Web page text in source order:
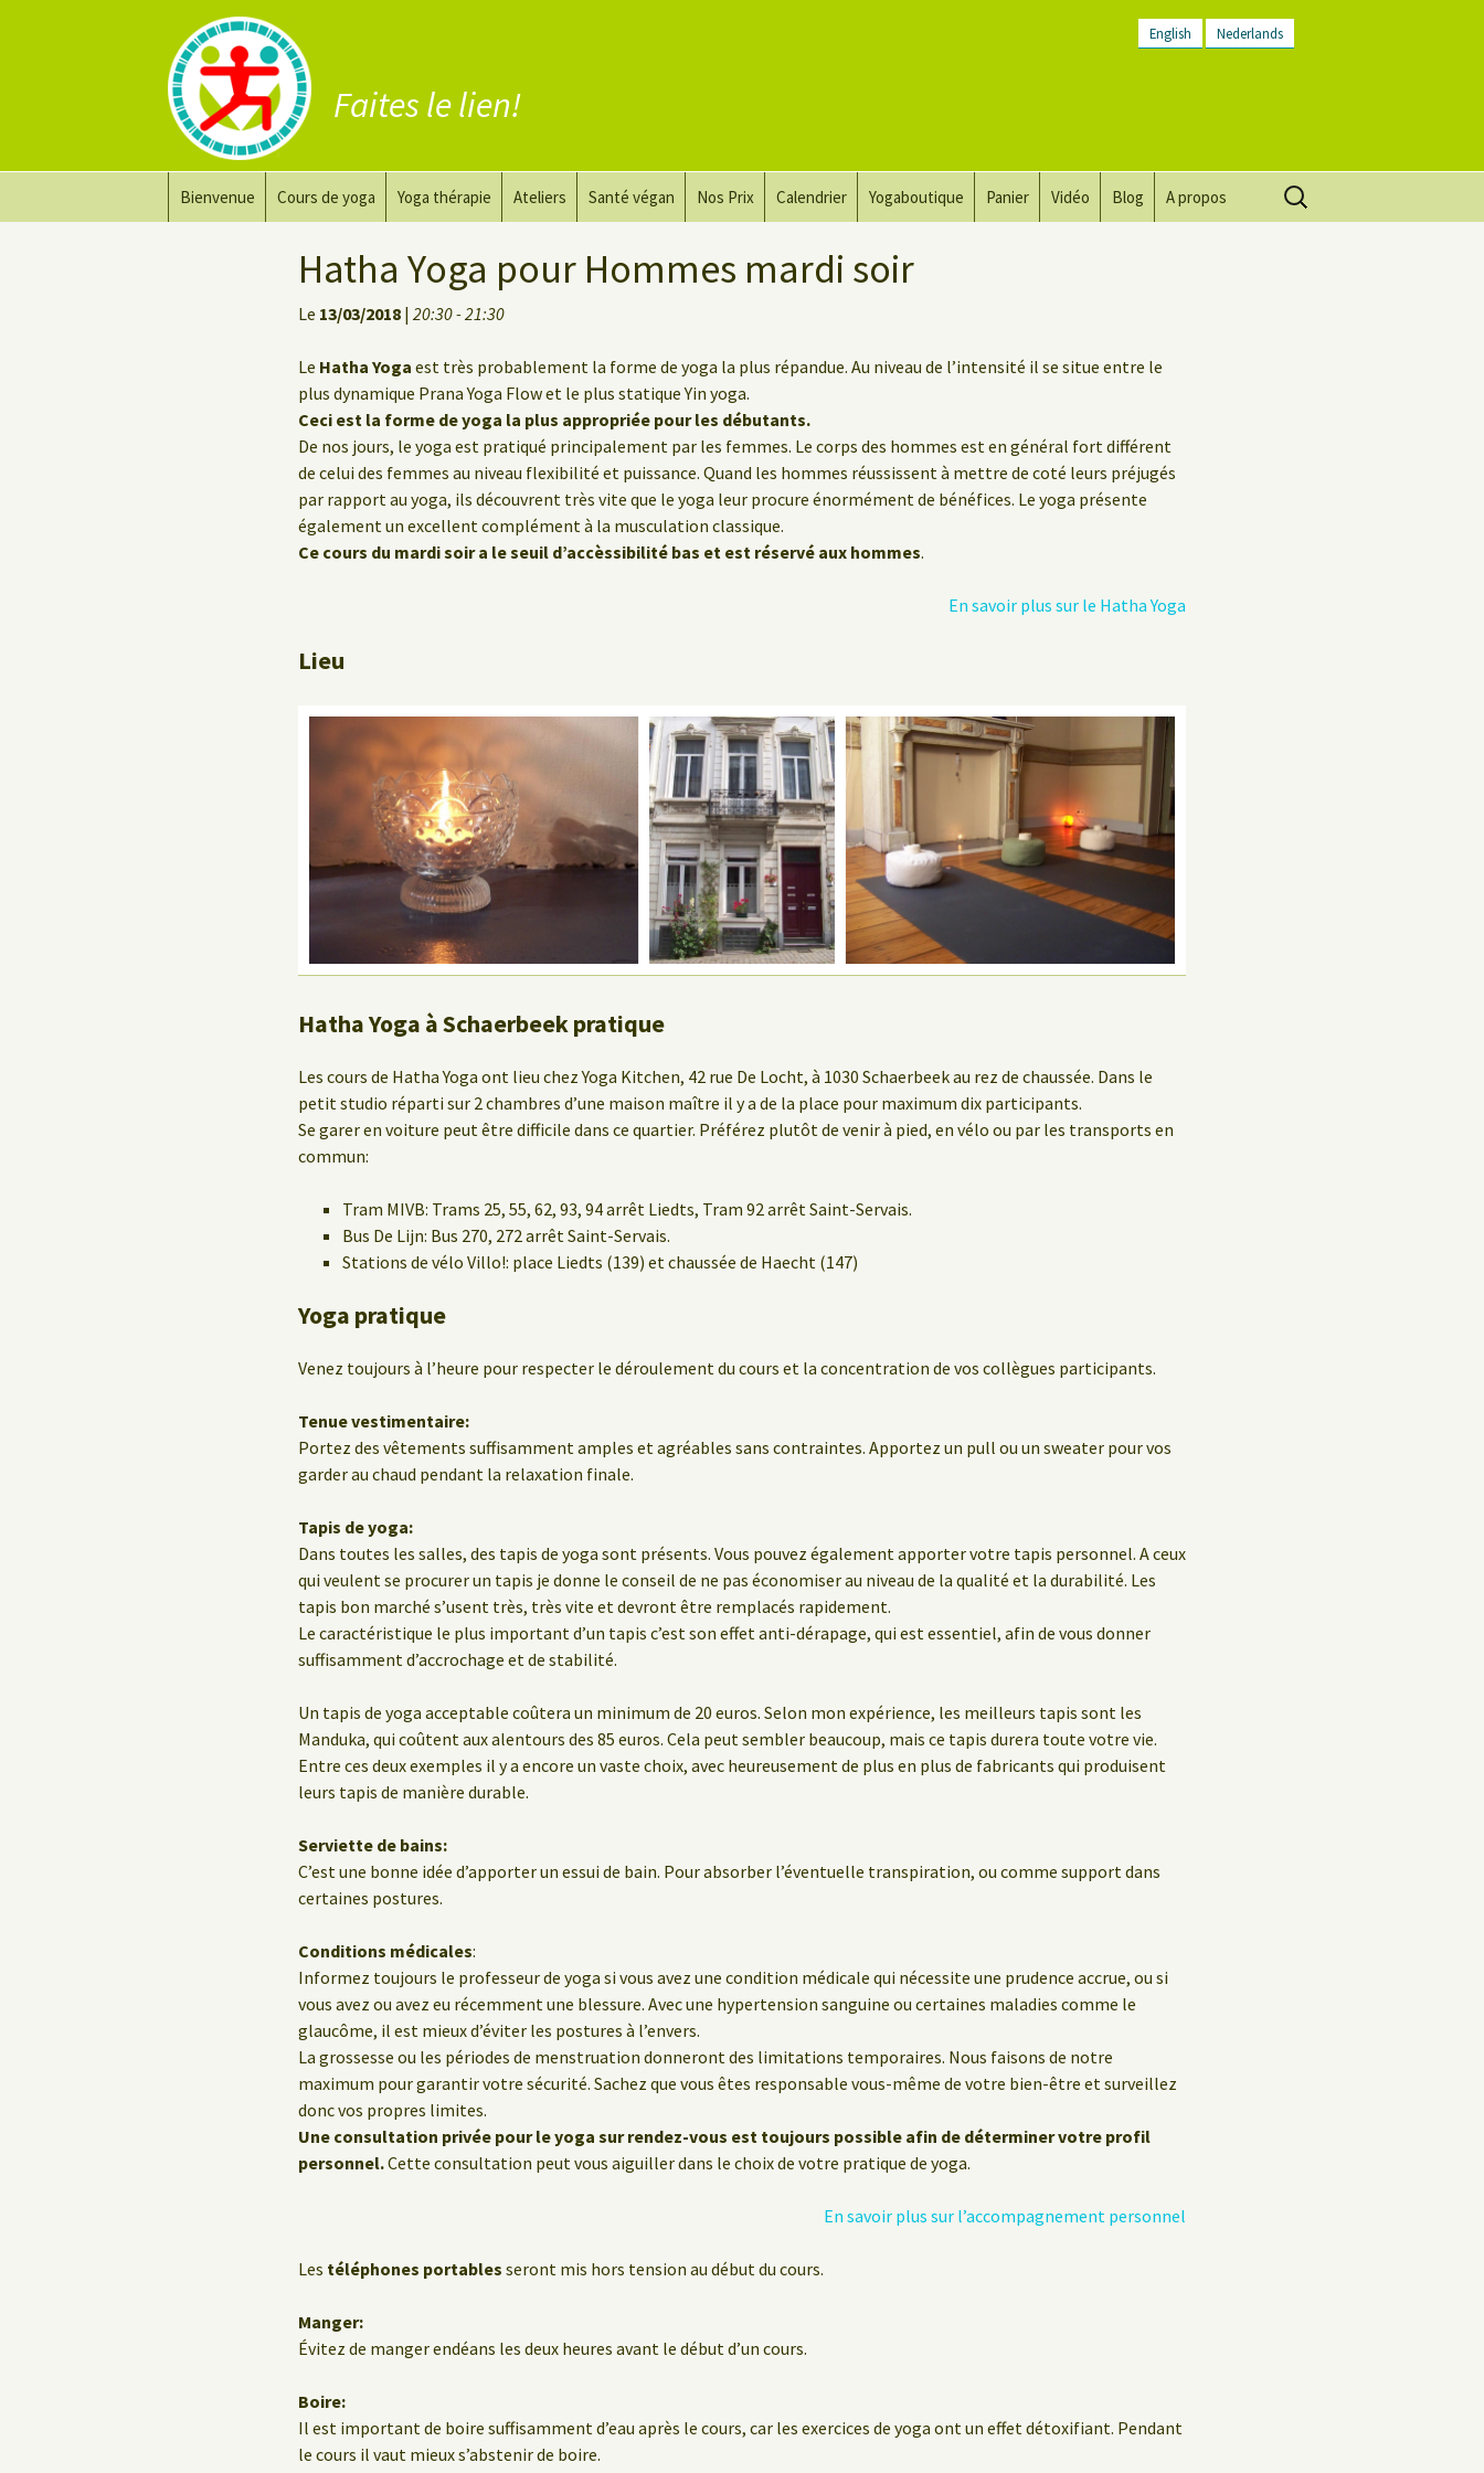
English Nederlands
Faites le lien!
Bienvenue Cours de yoga
Yoga de récupération
Yin Yoga Étirement Profond
Le Yoga au travail
Yoga thérapie
Le yoga pour guérir
Ateliers Santé végan
Substituer les œufs
Coaching vegan
Nos Prix Calendrier Yogaboutique Panier Vidéo Blog A propos
Conditions générales
Rechercher :
Hatha Yoga pour Hommes mardi soir
Le 13/03/2018 | 20:30 - 21:30
Le Hatha Yoga est très probablement la forme de yoga la plus répandue. Au niveau de l’intensité il se situe entre le
plus dynamique Prana Yoga Flow et le plus statique Yin yoga.
Ceci est la forme de yoga la plus appropriée pour les débutants.
De nos jours, le yoga est pratiqué principalement par les femmes. Le corps des hommes est en général fort différent
de celui des femmes au niveau flexibilité et puissance. Quand les hommes réussissent à mettre de coté leurs préjugés
par rapport au yoga, ils découvrent très vite que le yoga leur procure énormément de bénéfices. Le yoga présente
également un excellent complément à la musculation classique.
Ce cours du mardi soir a le seuil d’accèssibilité bas et est réservé aux hommes.
En savoir plus sur le Hatha Yoga
Lieu
Hatha Yoga à Schaerbeek pratique
Les cours de Hatha Yoga ont lieu chez Yoga Kitchen, 42 rue De Locht, à 1030 Schaerbeek au rez de chaussée. Dans le
petit studio réparti sur 2 chambres d’une maison maître il y a de la place pour maximum dix participants.
Se garer en voiture peut être difficile dans ce quartier. Préférez plutôt de venir à pied, en vélo ou par les transports en
commun:
Tram MIVB: Trams 25, 55, 62, 93, 94 arrêt Liedts, Tram 92 arrêt Saint-Servais.
Bus De Lijn: Bus 270, 272 arrêt Saint-Servais.
Stations de vélo Villo!: place Liedts (139) et chaussée de Haecht (147)
Yoga pratique
Venez toujours à l’heure pour respecter le déroulement du cours et la concentration de vos collègues participants.
Tenue vestimentaire:
Portez des vêtements suffisamment amples et agréables sans contraintes. Apportez un pull ou un sweater pour vos
garder au chaud pendant la relaxation finale.
Tapis de yoga:
Dans toutes les salles, des tapis de yoga sont présents. Vous pouvez également apporter votre tapis personnel. A ceux
qui veulent se procurer un tapis je donne le conseil de ne pas économiser au niveau de la qualité et la durabilité. Les
tapis bon marché s’usent très, très vite et devront être remplacés rapidement.
Le caractéristique le plus important d’un tapis c’est son effet anti-dérapage, qui est essentiel, afin de vous donner
suffisamment d’accrochage et de stabilité.
Un tapis de yoga acceptable coûtera un minimum de 20 euros. Selon mon expérience, les meilleurs tapis sont les
Manduka, qui coûtent aux alentours des 85 euros. Cela peut sembler beaucoup, mais ce tapis durera toute votre vie.
Entre ces deux exemples il y a encore un vaste choix, avec heureusement de plus en plus de fabricants qui produisent
leurs tapis de manière durable.
Serviette de bains:
C’est une bonne idée d’apporter un essui de bain. Pour absorber l’éventuelle transpiration, ou comme support dans
certaines postures.
Conditions médicales:
Informez toujours le professeur de yoga si vous avez une condition médicale qui nécessite une prudence accrue, ou si
vous avez ou avez eu récemment une blessure. Avec une hypertension sanguine ou certaines maladies comme le
glaucôme, il est mieux d’éviter les postures à l’envers.
La grossesse ou les périodes de menstruation donneront des limitations temporaires. Nous faisons de notre
maximum pour garantir votre sécurité. Sachez que vous êtes responsable vous-même de votre bien-être et surveillez
donc vos propres limites.
Une consultation privée pour le yoga sur rendez-vous est toujours possible afin de déterminer votre profil
personnel.Cette consultation peut vous aiguiller dans le choix de votre pratique de yoga.
En savoir plus sur l’accompagnement personnel
Les téléphones portables seront mis hors tension au début du cours.
Manger:
Évitez de manger endéans les deux heures avant le début d’un cours.
Boire:
Il est important de boire suffisamment d’eau après le cours, car les exercices de yoga ont un effet détoxifiant. Pendant
le cours il vaut mieux s’abstenir de boire.